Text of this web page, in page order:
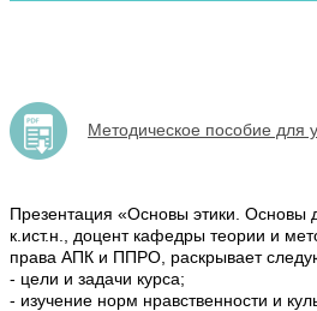
Методическое пособие для
Презентация «Основы этики. Основы
к.ист.н., доцент кафедры теории и
права АПК и ППРО, раскрывает
- цели и задачи курса;
- изучение норм нравственности и